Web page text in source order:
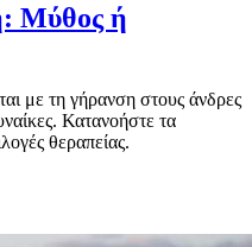
Μύθος ή
με τη γήρανση στους άνδρες
Κατανοήστε τα
θεραπείας.